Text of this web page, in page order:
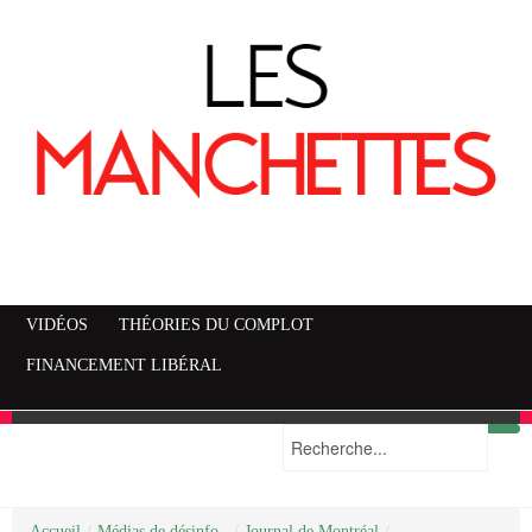
VIDÉOS THÉORIES DU COMPLOT
FINANCEMENT LIBÉRAL